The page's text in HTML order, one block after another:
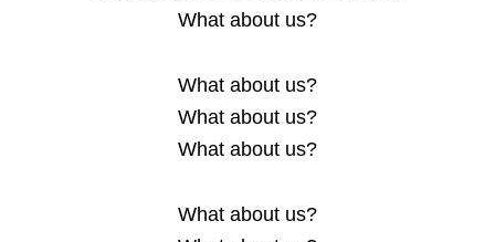
What about us?
What about us?
What about us?
What about us?
What about us?